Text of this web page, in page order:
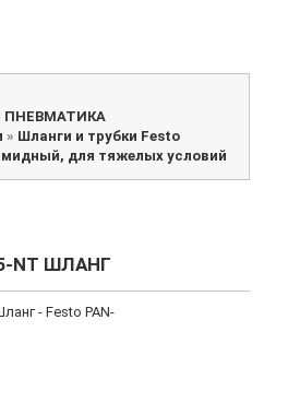
» Шланги и трубки Festo
для тяжелых условий
NT ШЛАНГ